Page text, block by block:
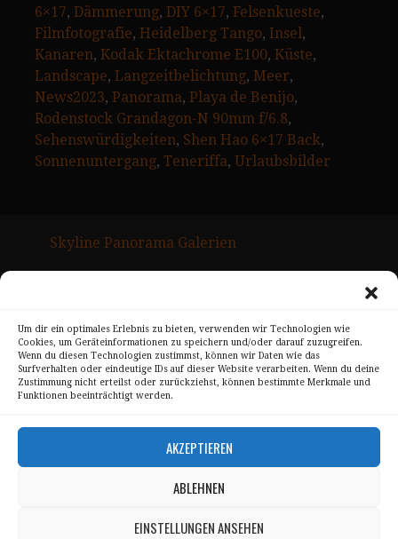
Um dir ein optimales Erlebnis zu bieten, verwenden wir Technologien wie
Cookies, um Geräteinformationen zu speichern und/oder darauf zuzugreifen.
Wenn du diesen Technologien zustimmst, können wir Daten wie das
Surfverhalten oder eindeutige IDs auf dieser Website verarbeiten. Wenn du deine
Zustimmung nicht erteilst oder zurückziehst, können bestimmte Merkmale und
Funktionen beeinträchtigt werden.
AKZEPTIEREN
ABLEHNEN
EINSTELLUNGEN ANSEHEN
6×17, Dämmerung, DIY 6×17, Felsenkueste
Filmfotografie, Heidelberg Tango, Insel
Kanaren, Kodak Ektachrome E100, Küste
Landscape, Langzeitbelichtung, Meer
News2023, Panorama, Playa de Benijo
Rodenstock Grandagon-N 90mm f/6.8
Sehenswürdigkeiten, Shen Hao 6×17 Back
Sonnenuntergang, Teneriffa, Urlaubsbilder
Skyline Panorama Galerien
Kontakt
Alle Bilder unterliegen dem Urheberrecht von
Sebastian Trandafir
All pictures © 2008 – 2026 by